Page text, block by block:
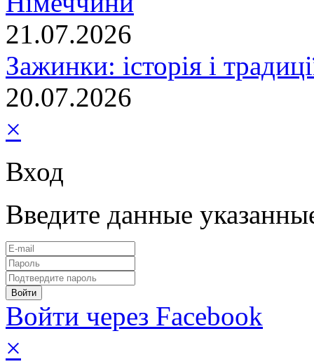
21.07.2026
Зажинки: історія і
20.07.2026
×
Вход
Введите данные
Войти через Facebook
×